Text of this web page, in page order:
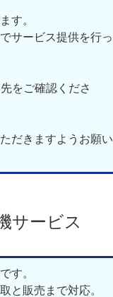
す。
サービス提供を行っ
をご確認くださ
だきますようお願い
サービス
す。
と販売まで対応。